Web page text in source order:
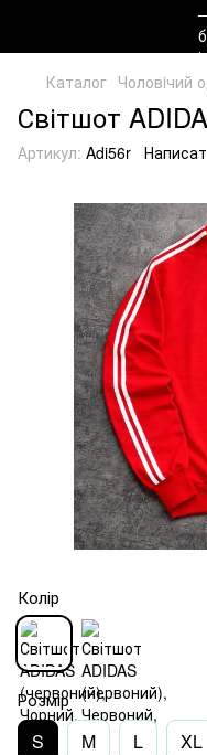
Каталог Чоловiчий
Світшот
Артикул: Adi56r
Колір
Розмір
S M L XL